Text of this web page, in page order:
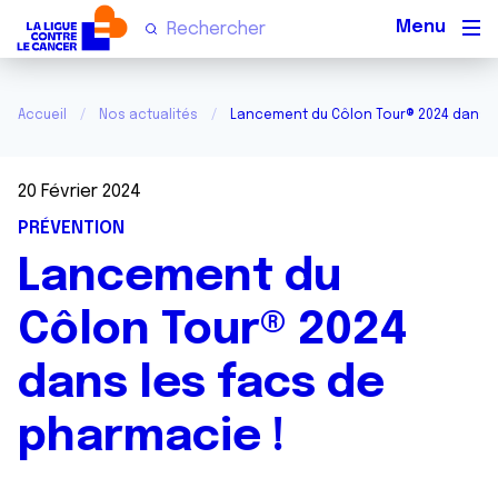
Accueil Nos actualités Lancement du Côlon Tour® 2024 dans
20 Février 2024
PRÉVENTION
Lancement du
Côlon Tour® 2024
dans les facs de
pharmacie !